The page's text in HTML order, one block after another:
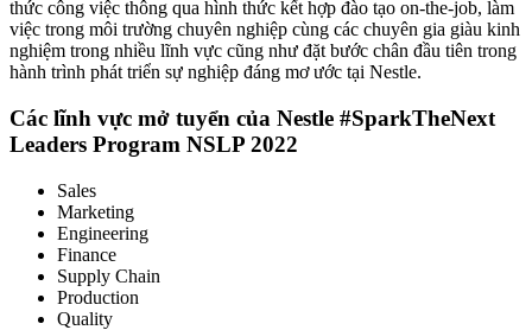
thức công việc thông qua hình thức kết hợp đào tạo on-the-job, làm
việc trong môi trường chuyên nghiệp cùng các chuyên gia giàu kinh
nghiệm trong nhiều lĩnh vực cũng như đặt bước chân đầu tiên trong
hành trình phát triển sự nghiệp đáng mơ ước tại Nestle.
Các lĩnh vực mở tuyển của Nestle #SparkTheNext
Leaders Program NSLP 2022
Sales
Marketing
Engineering
Finance
Supply Chain
Production
Quality